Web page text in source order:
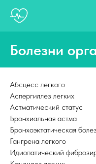
Болезни
Абсцесс легкого
Аспергиллез легких
Астматический статус
Бронхиальная астма
Бронхоэктатическая
Гангрена легкого
Идиопатический